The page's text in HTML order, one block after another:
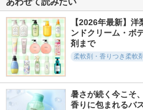
5.1
1224件
ワイドハイター EX
パワー
ハイター
5.1
ムーンの香り
【2026年最新】
ンドクリーム・ボ
剤まで
柔軟剤・香りつき柔軟剤
暑さが続く今こそ
香りに包まれるバ